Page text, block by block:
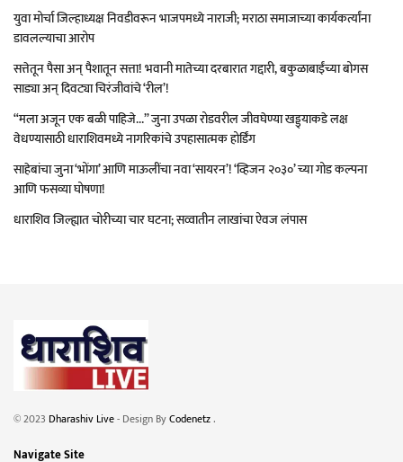
युवा मोर्चा जिल्हाध्यक्ष निवडीवरून भाजपमध्ये नाराजी; मराठा समाजाच्या कार्यकर्त्यांना
डावलल्याचा आरोप
सत्तेतून पैसा अन् पैशातून सत्ता! भवानी मातेच्या दरबारात गद्दारी, बकुळाबाईंच्या बोगस
साड्या अन् दिवट्या चिरंजीवांचे ‘रील’!
“मला अजून एक बळी पाहिजे…” जुना उपळा रोडवरील जीवघेण्या खड्ड्याकडे लक्ष
वेधण्यासाठी धाराशिवमध्ये नागरिकांचे उपहासात्मक होर्डिंग
साहेबांचा जुना ‘भोंगा’ आणि माऊलींचा नवा ‘सायरन’! ‘व्हिजन २०३०’ च्या गोड कल्पना
आणि फसव्या घोषणा!
धाराशिव जिल्ह्यात चोरीच्या चार घटना; सव्वातीन लाखांचा ऐवज लंपास
© 2023 Dharashiv Live- Design ByCodenetz.
Navigate Site